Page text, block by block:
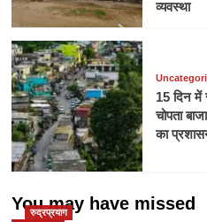
व्यवस्था
15 दिन
चोपता
का
You may have missed
रुद्रप्रयाग